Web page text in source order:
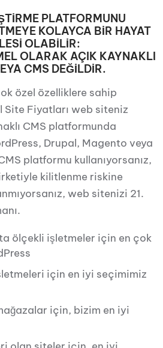
PLATFORMUNU
KOLAYCA BİR HAYAT
OLABİLİR:
OLARAK AÇIK KAYNAKLI
CMS DEĞİLDİR.
özel özelliklere sahip
Site Fiyatları web siteniz
CMS platformunda
Drupal, Magento veya
platformu kullanıyorsanız,
kilitlenme riskine
web sitenizi 21.
ölçekli işletmeler için en çok
için en iyi seçimimiz
için, bizim en iyi